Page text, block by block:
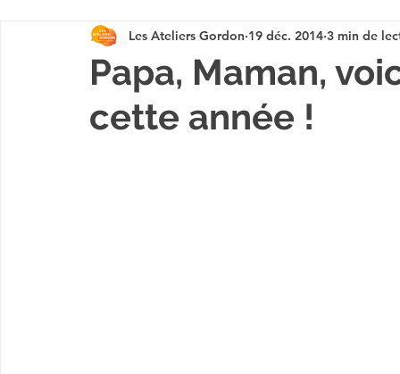
Les Piliers de l'Approche Relations aux
Plaidoyer BD Vidéos
Papa, Maman,
cette année !
Les Ateliers Gordon 19 déc. 2014 3 min de